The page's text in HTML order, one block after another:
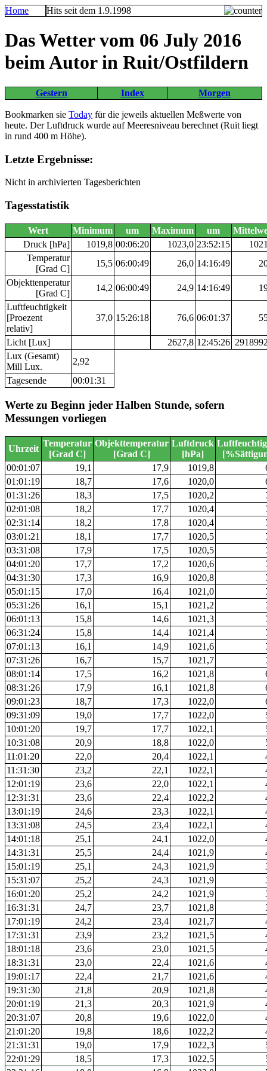
Home Hits seit dem 1.9.1998
Das Wetter vom 06 July 2016
beim Autor in Ruit/Ostfildern
Gestern Index Morgen
Bookmarken sie Today für die jeweils aktuellen Meßwerte von
heute. Der Luftdruck wurde auf Meeresniveau berechnet (Ruit liegt
in rund 400 m Höhe).
Letzte Ergebnisse:
Nicht in archivierten Tagesberichten
Tagesstatistik
Wert Minimum um Maximum um
Druck [hPa]
1019,8 00:06:20 1023,0 23:52:15
Temperatur
[Grad C]
15,5 06:00:49 26,0 14:16:49
Objekttenperatur
[Grad C]
14,2 06:00:49 24,9 14:16:49
Luftfeuchtigkeit
[Proezent
relativ]
37,0 15:26:18 76,6 06:01:37
Licht [Lux] 2627,8 12:45:26
Lux (Gesamt)
Mill Lux.
2,92
Tagesende
00:01:31
Werte zu Beginn jeder Halben Stunde, sofern
Messungen vorliegen
Uhrzeit
Temperatur
[Grad C]
Objekttemperatur
[Grad C]
Luftdruck
[hPa]
00:01:07
19,1 17,9 1019,8
01:01:19
18,7 17,6 1020,0
01:31:26
18,3 17,5 1020,2
02:01:08
18,2 17,7 1020,4
02:31:14
18,2 17,8 1020,4
03:01:21
18,1 17,7 1020,5
03:31:08
17,9 17,5 1020,5
04:01:20
17,7 17,2 1020,6
04:31:30
17,3 16,9 1020,8
05:01:15
17,0 16,4 1021,0
05:31:26
16,1 15,1 1021,2
06:01:13
15,8 14,6 1021,3
06:31:24
15,8 14,4 1021,4
07:01:13
16,1 14,9 1021,6
07:31:26
16,7 15,7 1021,7
08:01:14
17,5 16,2 1021,8
08:31:26
17,9 16,1 1021,8
09:01:23
18,7 17,3 1022,0
09:31:09
19,0 17,7 1022,0
10:01:20
19,7 17,7 1022,1
10:31:08
20,9 18,8 1022,0
11:01:20
22,0 20,4 1022,1
11:31:30
23,2 22,1 1022,1
12:01:19
23,6 22,0 1022,1
12:31:31
23,6 22,4 1022,2
13:01:19
24,6 23,3 1022,1
13:31:08
24,5 23,4 1022,1
14:01:18
25,1 24,1 1022,0
14:31:31
25,5 24,4 1021,9
15:01:19
25,1 24,3 1021,9
15:31:07
25,2 24,3 1021,9
16:01:20
25,2 24,2 1021,9
16:31:31
24,7 23,7 1021,8
17:01:19
24,2 23,4 1021,7
17:31:31
23,9 23,2 1021,5
18:01:18
23,6 23,0 1021,5
18:31:31
23,0 22,4 1021,6
19:01:17
22,4 21,7 1021,6
19:31:30
21,8 20,9 1021,8
20:01:19
21,3 20,3 1021,9
20:31:07
20,8 19,6 1022,0
21:01:20
19,8 18,6 1022,2
21:31:31
19,0 17,9 1022,3
22:01:29
18,5 17,3 1022,5